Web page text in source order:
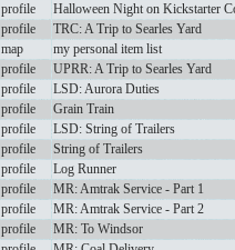
profile
Halloween Night on Kickstarter
profile
TRC: A Trip to Searles Yard
map
my personal item list
profile
UPRR: A Trip to Searles Yard
profile
LSD: Aurora Duties
profile
Grain Train
profile
LSD: String of Trailers
profile
String of Trailers
profile
Log Runner
profile
MR: Amtrak Service - Part 1
profile
MR: Amtrak Service - Part 2
profile
MR: To Windsor